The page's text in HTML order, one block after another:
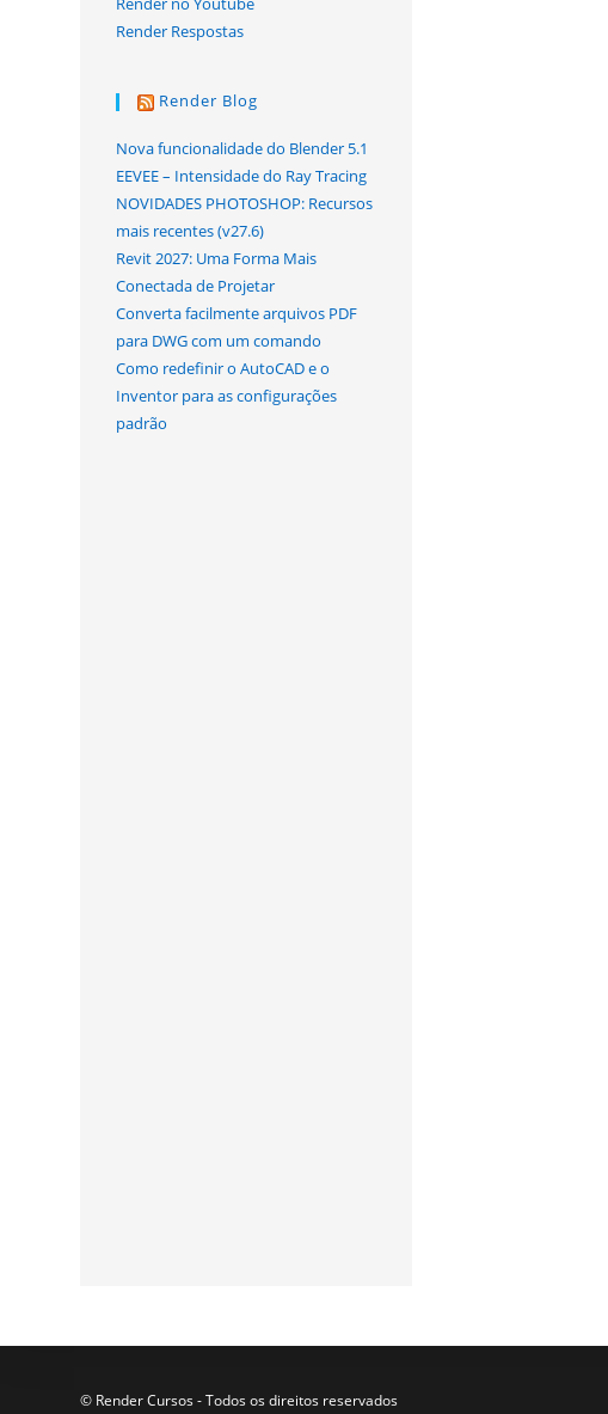
Render Respostas
Render Blog
Nova funcionalidade do Blender 5.1
EEVEE – Intensidade do Ray Tracing
NOVIDADES PHOTOSHOP: Recursos
mais recentes (v27.6)
Revit 2027: Uma Forma Mais
Conectada de Projetar
Converta facilmente arquivos PDF
para DWG com um comando
Como redefinir o AutoCAD e o
Inventor para as configurações
padrão
© Render Cursos - Todos os direitos reservados